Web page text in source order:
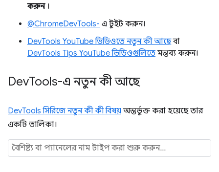
করুন।
@ChromeDevTools- এ টুইট করুন।
DevTools YouTube ভিডিওতে নতুন কী আছেবা
DevTools Tips YouTube ভিডিওগুলিতে মন্তব্য করুন।
DevTools-এ নতুন কী আছে
DevTools সিরিজে নতুন কী কী বিষয় অন্তর্ভুক্ত করা হয়েছে তার
একটি তালিকা।